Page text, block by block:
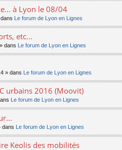
à Lyon le 08/04
Le forum de Lyon en Lignes
etc...
dans Le forum de Lyon en Lignes
» dans Le forum de Lyon en Lignes
urbains 2016 (Moovit)
Le forum de Lyon en Lignes
dans Le forum de Lyon en Lignes
Keolis des mobilités